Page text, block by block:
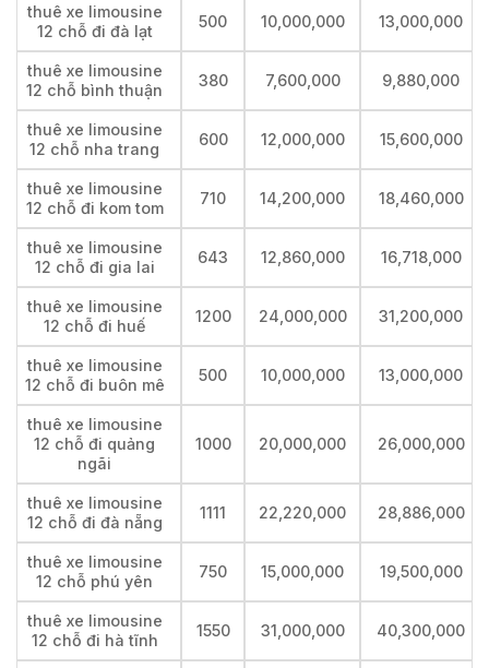
thuê xe limousine
12 chỗ đi đà lạt
500 10,000,000 13,000,000
thuê xe limousine
12 chỗ bình thuận
380 7,600,000 9,880,000
thuê xe limousine
12 chỗ nha trang
600 12,000,000 15,600,000
thuê xe limousine
12 chỗ đi kom tom
710 14,200,000 18,460,000
thuê xe limousine
12 chỗ đi gia lai
643 12,860,000 16,718,000
thuê xe limousine
12 chỗ đi huế
1200 24,000,000 31,200,000
thuê xe limousine
12 chỗ đi buôn mê
500 10,000,000 13,000,000
thuê xe limousine
12 chỗ đi quảng
ngãi
1000 20,000,000 26,000,000
thuê xe limousine
12 chỗ đi đà nẵng
1111 22,220,000 28,886,000
thuê xe limousine
12 chỗ phú yên
750 15,000,000 19,500,000
thuê xe limousine
12 chỗ đi hà tĩnh
1550 31,000,000 40,300,000